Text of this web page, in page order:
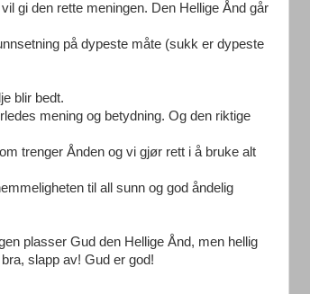
gi den rette meningen. Den Hellige Ånd går
på dypeste måte (sukk er dypeste
blir bedt.
mening og betydning. Og den riktige
trenger Ånden og vi gjør rett i å bruke alt
til all sunn og god åndelig
plasser Gud den Hellige Ånd, men hellig
slapp av! Gud er god!